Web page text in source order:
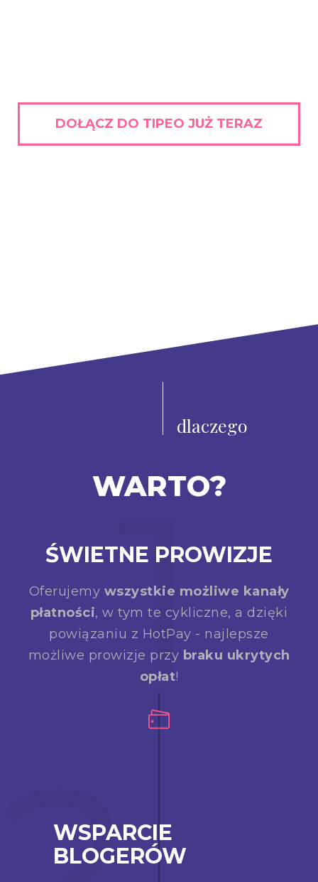
DOŁĄCZ DO TIPEO JUŻ TERAZ
dlaczego
WARTO?
1
ŚWIETNE PROWIZJE
Oferujemy wszystkie możliwe kanały
płatności, w tym te cykliczne, a dzięki
powiązaniu z HotPay - najlepsze
możliwe prowizje przy braku ukrytych
opłat!
WSPARCIE
BLOGERÓW